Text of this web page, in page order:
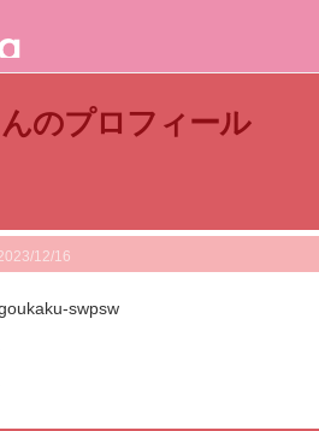
のプロフィール
12/16
swpsw